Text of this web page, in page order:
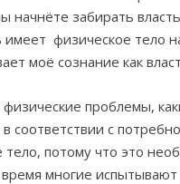
начнёте забирать
имеет физическое тело
моё сознание как
физические проблемы,
соответствии с
потому что это
многие